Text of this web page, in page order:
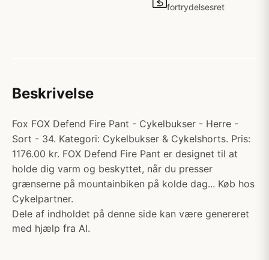
fortrydelsesret
Beskrivelse
Fox FOX Defend Fire Pant - Cykelbukser - Herre -
Sort - 34. Kategori: Cykelbukser & Cykelshorts. Pris:
1176.00 kr. FOX Defend Fire Pant er designet til at
holde dig varm og beskyttet, når du presser
grænserne på mountainbiken på kolde dag... Køb hos
Cykelpartner.
Dele af indholdet på denne side kan være genereret
med hjælp fra AI.